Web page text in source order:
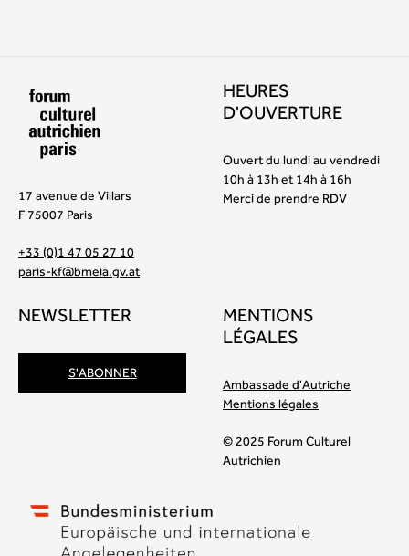
17 avenue de Villars
F 75007 Paris
+33 (0)1 47 05 27 10
paris-kf@bmeia.gv.at
HEURES
D'OUVERTURE
Ouvert du lundi au vendredi
10h à 13h et 14h à 16h
Merci de prendre RDV
NEWSLETTER
S'ABONNER
MENTIONS
LÉGALES
Ambassade d'Autriche
Mentions légales
© 2025 Forum Culturel
Autrichien